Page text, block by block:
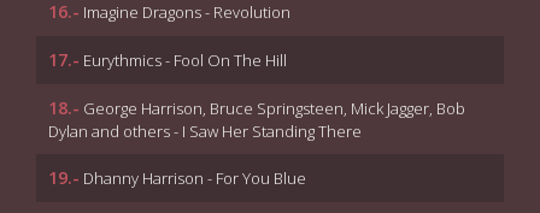
16.- Imagine Dragons - Revolution
17.- Eurythmics - Fool On The Hill
18.- George Harrison, Bruce Springsteen, Mick Jagger, Bob
Dylan and others - I Saw Her Standing There
19.- Dhanny Harrison - For You Blue